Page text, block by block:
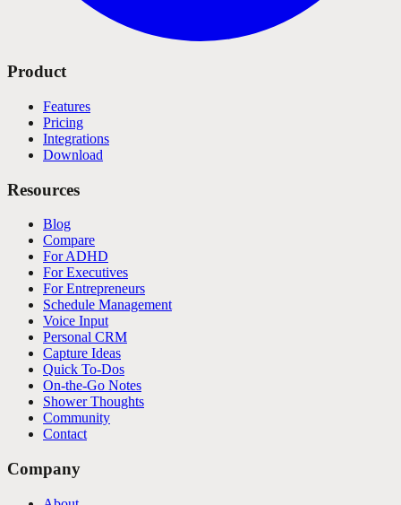
Product
Features
Pricing
Integrations
Download
Resources
Blog
Compare
For ADHD
For Executives
For Entrepreneurs
Schedule Management
Voice Input
Personal CRM
Capture Ideas
Quick To-Dos
On-the-Go Notes
Shower Thoughts
Community
Contact
Company